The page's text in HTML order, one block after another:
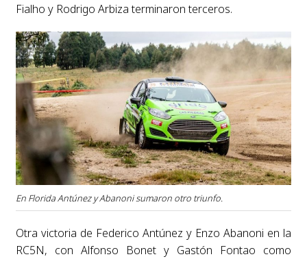
Fialho y Rodrigo Arbiza terminaron terceros.
En Florida Antúnez y Abanoni sumaron otro triunfo.
Otra victoria de Federico Antúnez y Enzo Abanoni en la
RC5N, con Alfonso Bonet y Gastón Fontao como